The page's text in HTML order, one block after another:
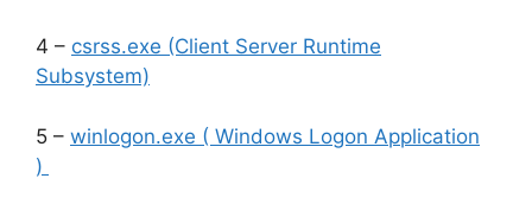
4 – csrss.exe (Client Server Runtime
Subsystem)
5 – winlogon.exe ( Windows Logon Application
)